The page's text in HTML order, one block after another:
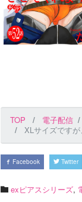
TOP 電子配信
XLサイズです
Facebook Twitter
exピアスシリーズ,